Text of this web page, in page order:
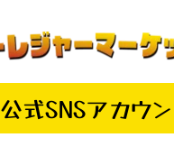
公式SNSアカウン